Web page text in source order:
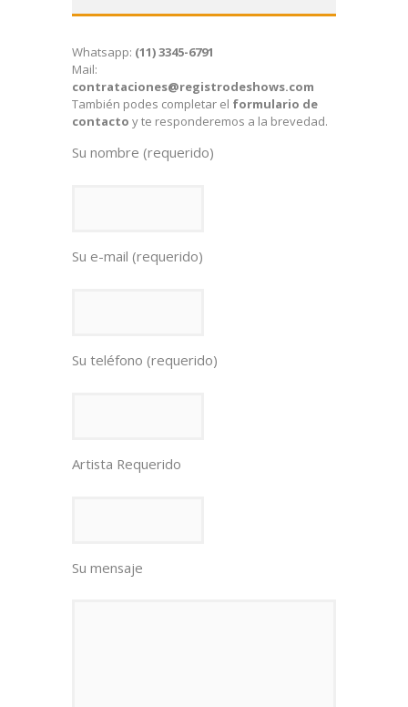
Whatsapp: (11) 3345-6791
Mail:
contrataciones@registrodeshows.com
También podes completar el formulario de
contacto y te responderemos a la brevedad.
Su nombre (requerido)
Su e-mail (requerido)
Su teléfono (requerido)
Artista Requerido
Su mensaje